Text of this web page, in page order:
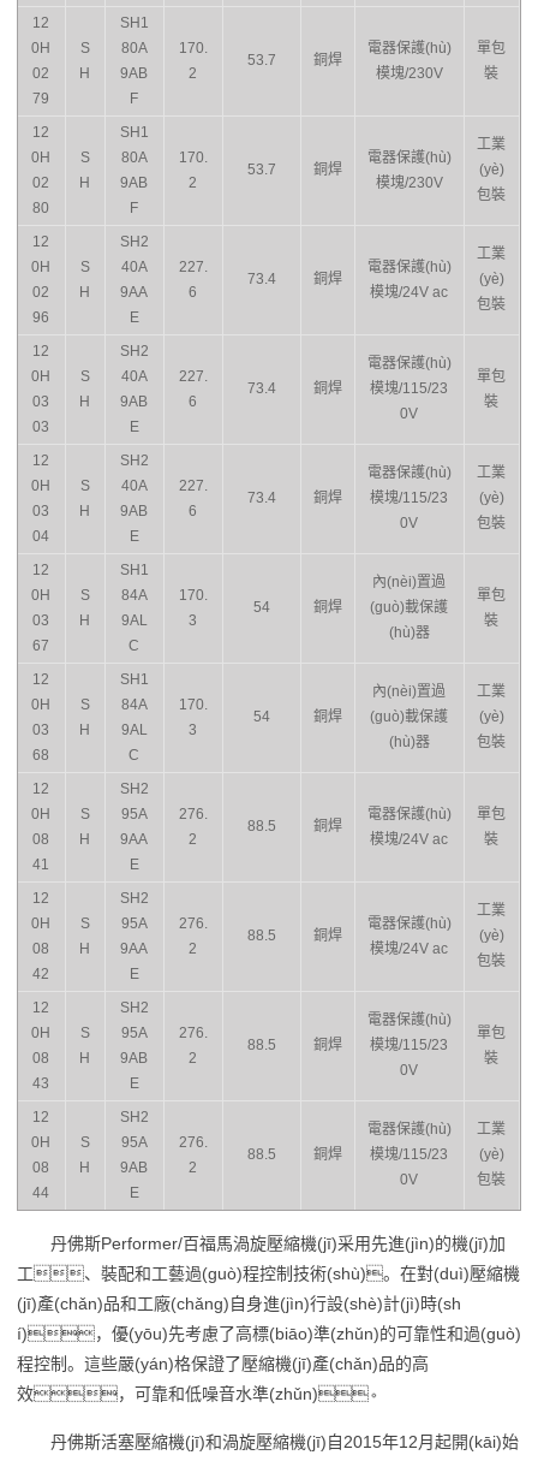
12
0H
02
79
S
H
SH1
80A
9AB
F
170.
2
53.7 銅焊
電器保護(hù)
模塊/230V
單包
裝
12
0H
02
80
S
H
SH1
80A
9AB
F
170.
2
53.7 銅焊
電器保護(hù)
模塊/230V
工業
(yè)
包裝
12
0H
02
96
S
H
SH2
40A
9AA
E
227.
6
73.4 銅焊
電器保護(hù)
模塊/24V ac
工業
(yè)
包裝
12
0H
03
03
S
H
SH2
40A
9AB
E
227.
6
73.4 銅焊
電器保護(hù)
模塊/115/23
0V
單包
裝
12
0H
03
04
S
H
SH2
40A
9AB
E
227.
6
73.4 銅焊
電器保護(hù)
模塊/115/23
0V
工業
(yè)
包裝
12
0H
03
67
S
H
SH1
84A
9AL
C
170.
3
54 銅焊
內(nèi)置過
(guò)載保護
(hù)器
單包
裝
12
0H
03
68
S
H
SH1
84A
9AL
C
170.
3
54 銅焊
內(nèi)置過
(guò)載保護
(hù)器
工業
(yè)
包裝
12
0H
08
41
S
H
SH2
95A
9AA
E
276.
2
88.5 銅焊
電器保護(hù)
模塊/24V ac
單包
裝
12
0H
08
42
S
H
SH2
95A
9AA
E
276.
2
88.5 銅焊
電器保護(hù)
模塊/24V ac
工業
(yè)
包裝
12
0H
08
43
S
H
SH2
95A
9AB
E
276.
2
88.5 銅焊
電器保護(hù)
模塊/115/23
0V
單包
裝
12
0H
08
44
S
H
SH2
95A
9AB
E
276.
2
88.5 銅焊
電器保護(hù)
模塊/115/23
0V
工業
(yè)
包裝
丹佛斯Performer/百福馬渦旋壓縮機(jī)采用先進(jìn)的機(jī)加
工、裝配和工藝過(guò)程控制技術(shù)。在對(duì)壓縮機
(jī)產(chǎn)品和工廠(chǎng)自身進(jìn)行設(shè)計(jì)時(sh
í)，優(yōu)先考慮了高標(biāo)準(zhǔn)的可靠性和過(guò)
程控制。這些嚴(yán)格保證了壓縮機(jī)產(chǎn)品的高
效，可靠和低噪音水準(zhǔn)。
丹佛斯活塞壓縮機(jī)和渦旋壓縮機(jī)自2015年12月起開(kāi)始